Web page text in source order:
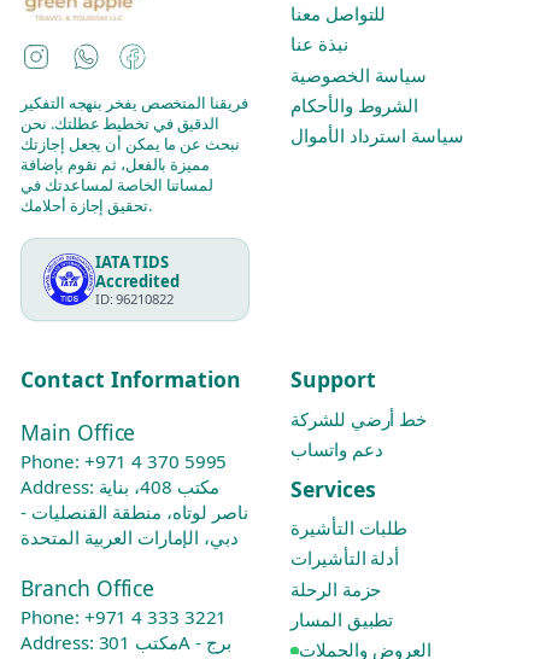
Instagram
WhatsAppFacebook
فريقنا المتخصص يفخر بنهجه التفكير
الدقيق في تخطيط عطلتك. نحن
نبحث عن ما يمكن أن يجعل إجازتك
مميزة بالفعل، ثم نقوم بإضافة
لمساتنا الخاصة لمساعدتك في
تحقيق إجازة أحلامك.
IATA TIDS
Accredited
ID: 96210822
للتواصل معنا
نبذة عنا
سياسة الخصوصية
الشروط والأحكام
سياسة استرداد الأموال
Contact Information
Main Office
Phone: +971 4 370 5995
Address: مكتب 408، بناية
ناصر لوتاه، منطقة القنصليات -
دبي، الإمارات العربية المتحدة
Branch Office
Phone: +971 4 333 3221
Address: مكتب 301A - برج
Support
خط أرضي للشركة
دعم واتساب
Services
طلبات التأشيرة
أدلة التأشيرات
حزمة الرحلة
تطبيق المسار
العروض والحملات